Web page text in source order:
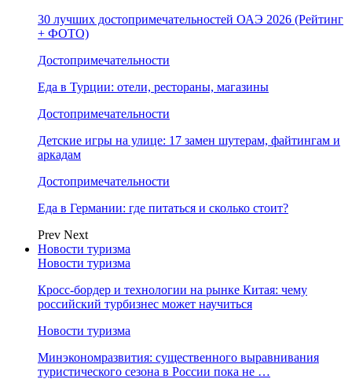
30 лучших достопримечательностей ОАЭ 2026 (Рейтинг
+ ФОТО)
Достопримечательности
Еда в Турции: отели, рестораны, магазины
Достопримечательности
Детские игры на улице: 17 замен шутерам, файтингам и
аркадам
Достопримечательности
Еда в Германии: где питаться и сколько стоит?
Prev Next
Новости туризма
Новости туризма
Кросс-бордер и технологии на рынке Китая: чему
российский турбизнес может научиться
Новости туризма
Минэкономразвития: существенного выравнивания
туристического сезона в России пока не …